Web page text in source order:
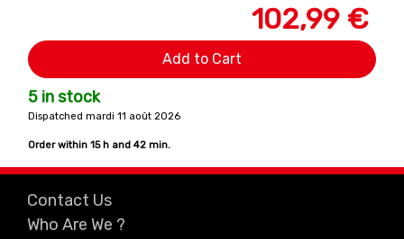
102,99 €
Add to Cart
5 in stock
Dispatched mardi 11 août 2026
Order within 15 h and 42 min.
Contact Us
Who Are We ?